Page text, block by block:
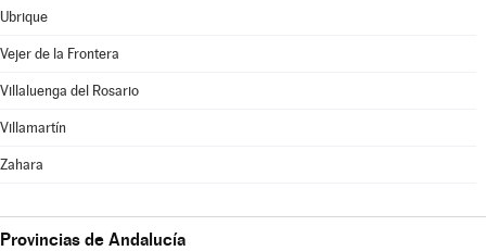
Ubrique
Vejer de la Frontera
Villaluenga del Rosario
Villamartín
Zahara
Provincias de Andalucía